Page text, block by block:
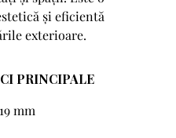
și eficientă
exterioare.
PRINCIPALE
mm